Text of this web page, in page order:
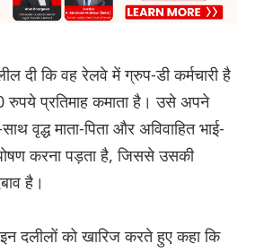
दी कि वह रेलवे में ग्रुप-डी कर्मचारी है
प्रतिमाह कमाता है। उसे अपने
वृद्ध माता-पिता और अविवाहित भाई-
करना पड़ता है, जिससे उसकी
है।
इन दलीलों को खारिज करते हुए कहा कि